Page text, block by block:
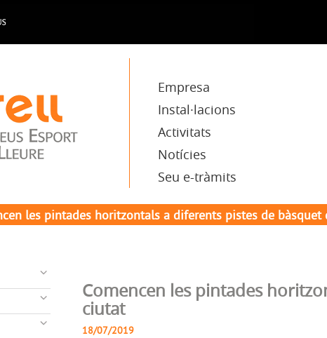
Empresa
Instal·lacions
Activitats
Notícies
Seu e-tràmits
les pintades horitzontals a diferents pistes de bàsquet
Comencen les pintades
ciutat
18/07/2019